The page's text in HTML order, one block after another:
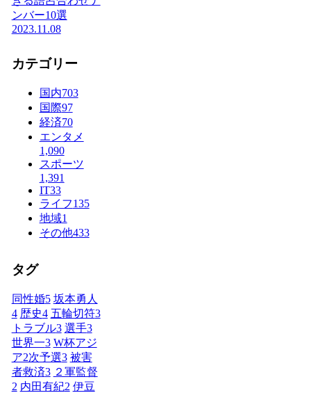
ンバー10選
2023.11.08
カテゴリー
国内703
国際97
経済70
エンタメ
1,090
スポーツ
1,391
IT33
ライフ135
地域1
その他433
タグ
同性婚5 坂本勇人
4 歴史4 五輪切符3
トラブル3 選手3
世界一3 W杯アジ
ア2次予選3 被害
者救済3 ２軍監督
2 内田有紀2 伊豆